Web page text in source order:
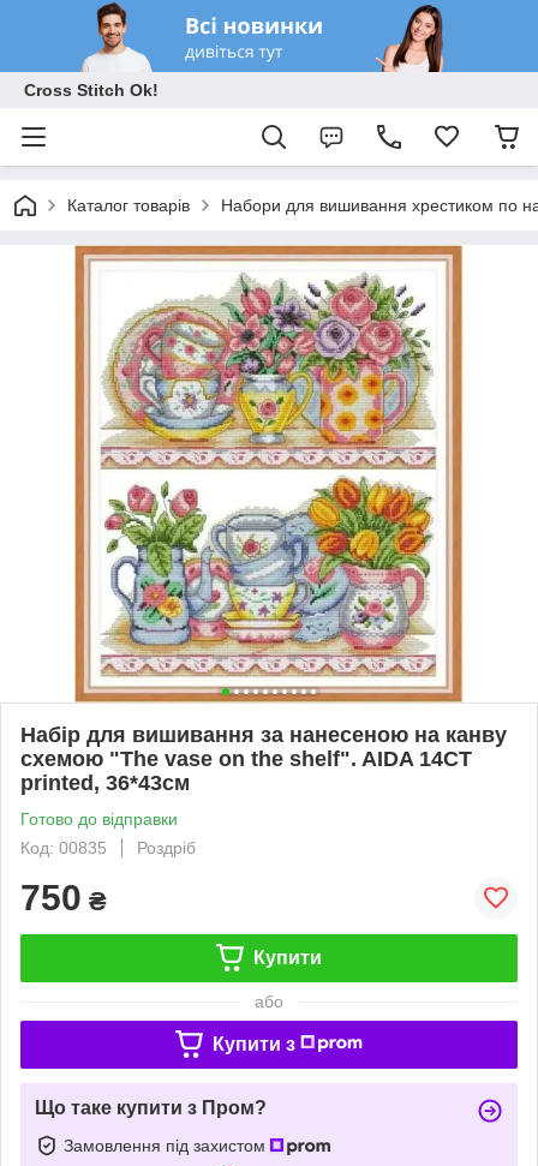
Cross Stitch Ok!
Каталог товарів Набори для вишивання хрестиком по
Набір для вишивання за нанесеною на канву
схемою "The vase on the shelf". AIDA 14CT
printed, 36*43см
Готово до відправки
Код: 00835
Роздріб
750 ₴
Купити
або
Купити з
Що таке купити з Пром?
Замовлення під захистом